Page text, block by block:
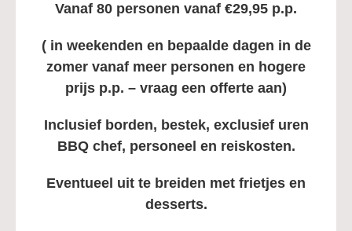
Vanaf 80 personen vanaf €29,95 p.p.
( in weekenden en bepaalde dagen in de
zomer vanaf meer personen en hogere
prijs p.p. – vraag een offerte aan)
Inclusief borden, bestek, exclusief uren
BBQ chef, personeel en reiskosten.
Eventueel uit te breiden met frietjes en
desserts.